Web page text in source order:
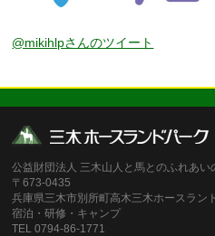
@mikihlpさんのツイート
公益財団法人 三木山人と馬とのふれあい
〒673-0435
兵庫県三木市別所町高木三木ホースラン
宿泊・研修・キャンプ
TEL 0794-86-1771